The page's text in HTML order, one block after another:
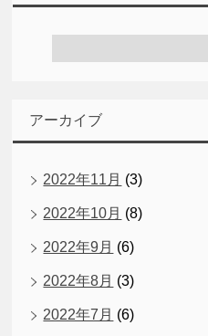
アーカイブ
2022年11月 (3)
2022年10月 (8)
2022年9月 (6)
2022年8月 (3)
2022年7月 (6)